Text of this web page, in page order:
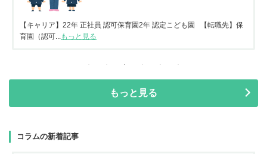
【キャリア】22年 正社員 認可保育園2年 認定こども園 【転職先】保
育園（認可...もっと見る
もっと見る
コラムの新着記事